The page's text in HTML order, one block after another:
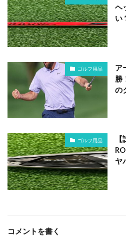
ヘ
い
ゴルフ用品
ア
勝
の
ゴルフ用品
ヤ
コメントを書く